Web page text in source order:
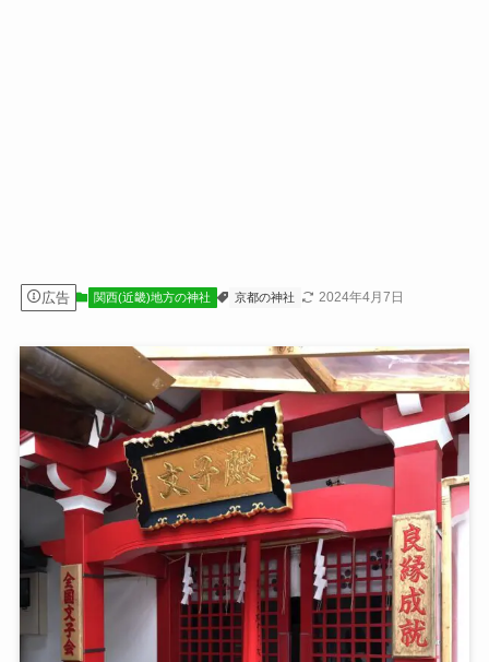
広告 関西(近畿)地方の神社 京都の神社 2024年4月7日